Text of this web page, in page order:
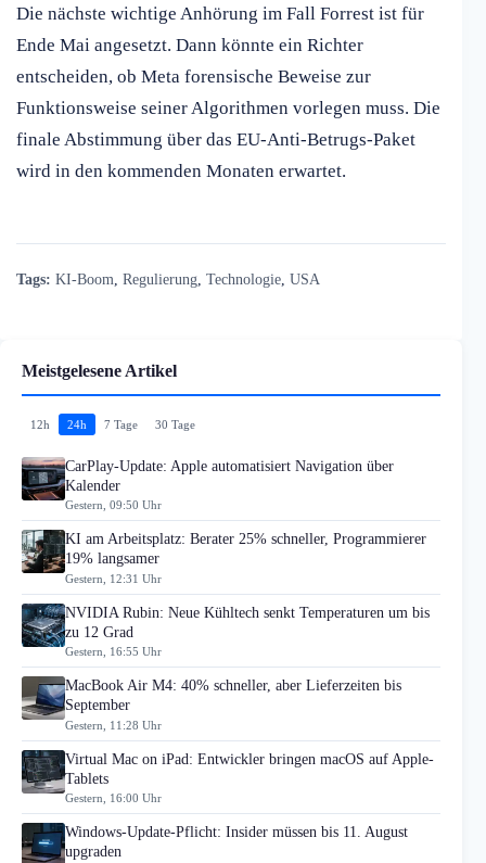
Die nächste wichtige Anhörung im Fall Forrest ist für
Ende Mai angesetzt. Dann könnte ein Richter
entscheiden, ob Meta forensische Beweise zur
Funktionsweise seiner Algorithmen vorlegen muss. Die
finale Abstimmung über das EU-Anti-Betrugs-Paket
wird in den kommenden Monaten erwartet.
Tags: KI-Boom Regulierung Technologie USA
Meistgelesene Artikel
12h 24h 7 Tage 30 Tage
CarPlay-Update: Apple automatisiert Navigation über
Kalender
Gestern, 09:50 Uhr
KI am Arbeitsplatz: Berater 25% schneller, Programmierer
19% langsamer
Gestern, 12:31 Uhr
NVIDIA Rubin: Neue Kühltech senkt Temperaturen um bis
zu 12 Grad
Gestern, 16:55 Uhr
MacBook Air M4: 40% schneller, aber Lieferzeiten bis
September
Gestern, 11:28 Uhr
Virtual Mac on iPad: Entwickler bringen macOS auf Apple-
Tablets
Gestern, 16:00 Uhr
Windows-Update-Pflicht: Insider müssen bis 11. August
upgraden